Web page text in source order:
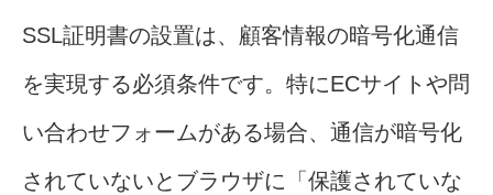
SSL証明書の設置は、顧客情報の暗号化通信
を実現する必須条件です。特にECサイトや問
い合わせフォームがある場合、通信が暗号化
されていないとブラウザに「保護されていな